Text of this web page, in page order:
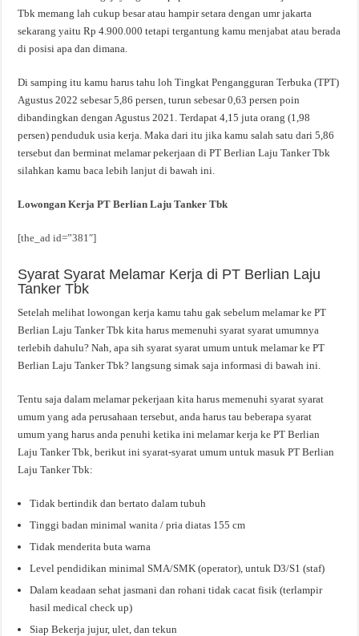
Tbk memang lah cukup besar atau hampir setara dengan umr jakarta
sekarang yaitu Rp 4.900.000 tetapi tergantung kamu menjabat atau berada
di posisi apa dan dimana.
Di samping itu kamu harus tahu loh Tingkat Pengangguran Terbuka (TPT)
Agustus 2022 sebesar 5,86 persen, turun sebesar 0,63 persen poin
dibandingkan dengan Agustus 2021. Terdapat 4,15 juta orang (1,98
persen) penduduk usia kerja. Maka dari itu jika kamu salah satu dari 5,86
tersebut dan berminat melamar pekerjaan di PT Berlian Laju Tanker Tbk
silahkan kamu baca lebih lanjut di bawah ini.
Lowongan Kerja PT Berlian Laju Tanker Tbk
[the_ad id=”381″]
Syarat Syarat Melamar Kerja di PT Berlian Laju
Tanker Tbk
Setelah melihat lowongan kerja kamu tahu gak sebelum melamar ke PT
Berlian Laju Tanker Tbk kita harus memenuhi syarat syarat umumnya
terlebih dahulu? Nah, apa sih syarat syarat umum untuk melamar ke PT
Berlian Laju Tanker Tbk? langsung simak saja informasi di bawah ini.
Tentu saja dalam melamar pekerjaan kita harus memenuhi syarat syarat
umum yang ada perusahaan tersebut, anda harus tau beberapa syarat
umum yang harus anda penuhi ketika ini melamar kerja ke PT Berlian
Laju Tanker Tbk, berikut ini syarat-syarat umum untuk masuk PT Berlian
Laju Tanker Tbk:
Tidak bertindik dan bertato dalam tubuh
Tinggi badan minimal wanita / pria diatas 155 cm
Tidak menderita buta warna
Level pendidikan minimal SMA/SMK (operator), untuk D3/S1 (staf)
Dalam keadaan sehat jasmani dan rohani tidak cacat fisik (terlampir
hasil medical check up)
Siap Bekerja jujur, ulet, dan tekun